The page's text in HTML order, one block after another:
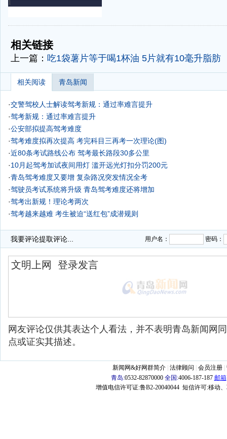
-
相关链接
上一篇： 吃1袋薯片等于喝1杯油 5片就有10毫升脂肪
相关阅读 青岛新闻
·交警驾校人士解读驾考新规：通过率难言提升
·驾考新规：通过率难言提升
·公安部拟提高驾考难度
·驾考难度拟再次提高 考完科目三再考一次理论(图)
·近80条考试路线公布 驾考最长路段30多公里
·10月起驾考加试夜间用灯 滥开远光灯扣分罚200元
·青岛驾考难度又要增 复杂路况突发情况全考
·驾驶员考试系统将升级 青岛驾考难度还将增加
·驾考出新规！理论考两次
·驾考越来越难 考生被迫“送红包”成潜规则
我要评论提取评论... 用户名： 密码：
网友评论仅供其表达个人看法，并不表明青岛新闻网
点或证实其描述。